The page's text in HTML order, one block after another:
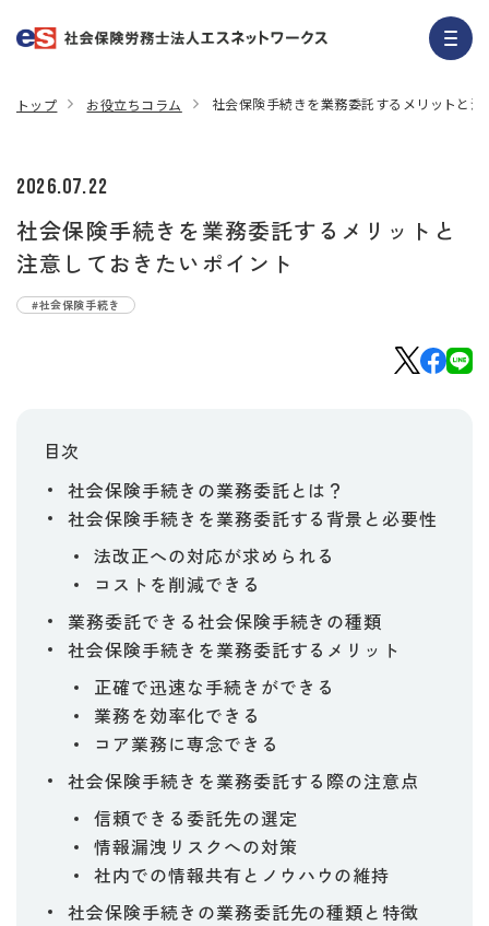
トップ お役立ちコラム 社会保険手続きを業務委託するメリットと
2026.07.22
社会保険手続きを業務委託するメリットと
注意しておきたいポイント
#社会保険手続き
目次
社会保険手続きの業務委託とは？
社会保険手続きを業務委託する背景と必要性
法改正への対応が求められる
コストを削減できる
業務委託できる社会保険手続きの種類
社会保険手続きを業務委託するメリット
正確で迅速な手続きができる
業務を効率化できる
コア業務に専念できる
社会保険手続きを業務委託する際の注意点
信頼できる委託先の選定
情報漏洩リスクへの対策
社内での情報共有とノウハウの維持
社会保険手続きの業務委託先の種類と特徴